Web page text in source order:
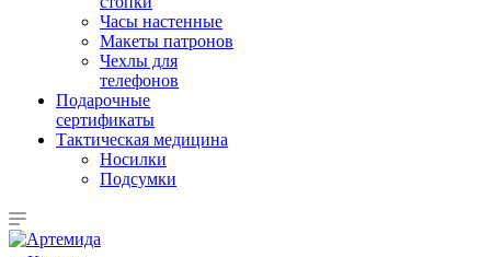
Часы настенные
Макеты патронов
Чехлы для
телефонов
Подарочные
сертификаты
Тактическая медицина
Носилки
Подсумки